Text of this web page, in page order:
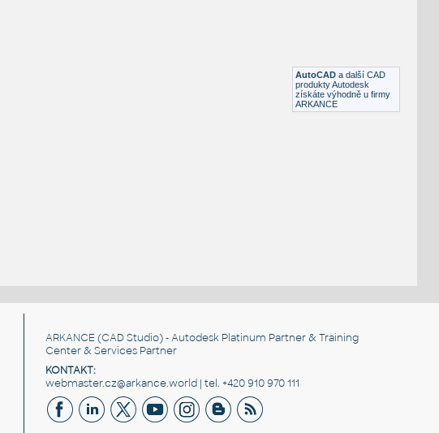
AutoCAD a další CAD
produkty Autodesk
získáte výhodně u firmy
ARKANCE
ARKANCE (CAD Studio) - Autodesk Platinum Partner & Training
Center & Services Partner
KONTAKT:
webmaster.cz@arkance.world | tel. +420 910 970 111